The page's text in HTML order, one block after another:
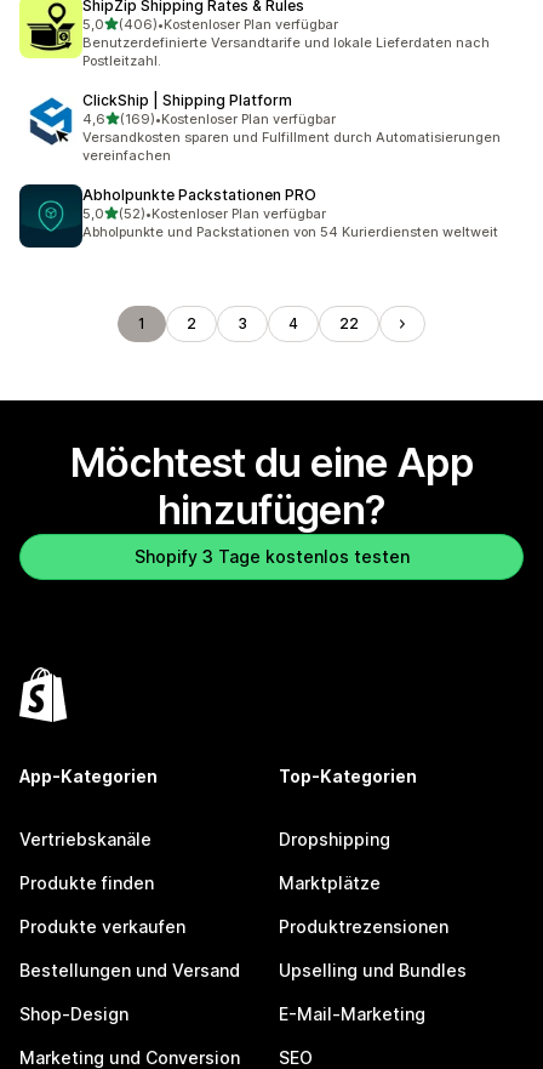
ShipZip Shipping Rates & Rules
5,0von 5 Sternen
(406)
406 Rezensionen insgesamt
•Kostenloser Plan verfügbar
Benutzerdefinierte Versandtarife und lokale Lieferdaten nach
Postleitzahl.
ClickShip | Shipping Platform
4,6von 5 Sternen
(169)
169 Rezensionen insgesamt
•Kostenloser Plan verfügbar
Versandkosten sparen und Fulfillment durch Automatisierungen
vereinfachen
Abholpunkte Packstationen PRO
5,0von 5 Sternen
(52)
52 Rezensionen insgesamt
•Kostenloser Plan verfügbar
Abholpunkte und Packstationen von 54 Kurierdiensten weltweit
1 2 3 4 22
Möchtest du eine App
hinzufügen?
Shopify 3 Tage kostenlos testen
App-Kategorien
Vertriebskanäle
Produkte finden
Produkte verkaufen
Bestellungen und Versand
Shop-Design
Marketing und Conversion
Top-Kategorien
Dropshipping
Marktplätze
Produktrezensionen
Upselling und Bundles
E-Mail-Marketing
SEO